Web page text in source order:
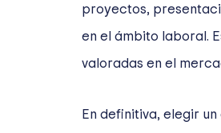
proyectos,
en el ámbito laboral.
valoradas en el
En definitiva, elegir